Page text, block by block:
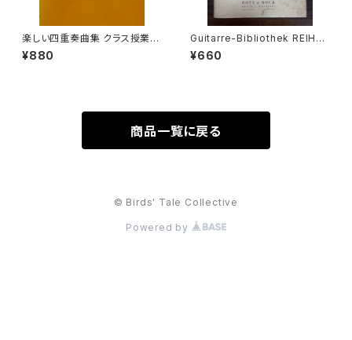
楽しい四重奏曲集 クラス授業の
ためのリコーダーアンサンブル
上【編著：田中良徳】出版社：全
¥880
Guitarre-Bibliothek REIHE
Ⅳ KAMMEMUSIK MIT GITA
RRE Nr.47 Nell dolce dell'o
BOTE&BOCK BERLIN・WIES
¥660
商品一覧に戻る
© Birds' Tale Collective
Powered by